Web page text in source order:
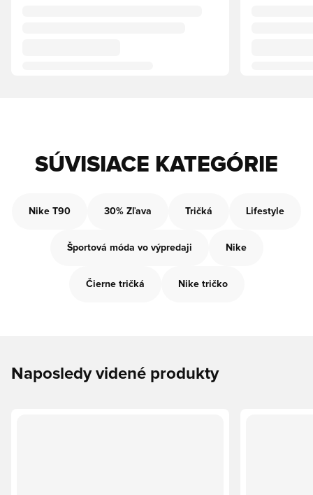
SÚVISIACE KATEGÓRIE
Nike T90 30% Zľava Tričká Lifestyle
Športová móda vo výpredaji Nike
Čierne tričká Nike tričko
Naposledy videné produkty